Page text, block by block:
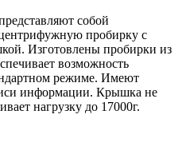
собой
пробирку с
Изготовлены пробирки из
возможность
режиме. Имеют
информации. Крышка не
нагрузку до 17000г.